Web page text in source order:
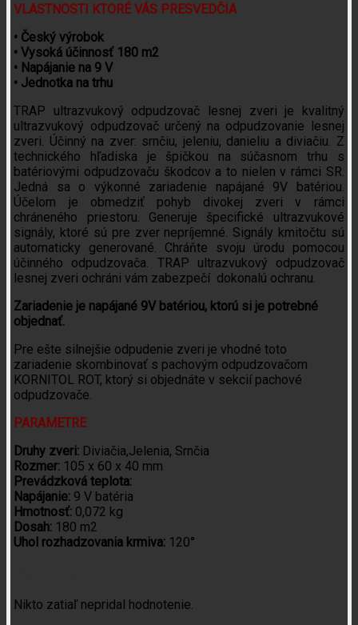
VLASTNOSTI KTORÉ VÁS PRESVEDČIA
• Český výrobok
• Vysoká účinnosť 180 m2
• Napájanie na 9 V
• Jednotka na trhu
TRAP ultrazvukový odpudzovač lesnej zveri je kvalitný
ultrazvukový odpudzovač určený na odpudzovanie lesnej
zveri. Účinný na zver: srnčiu, jeleniu, danieliu a diviačiu. Z
technického hľadiska je špičkou na súčasnom trhu s
batériovými odpudzovaču škodcov a to nielen v rámci SR.
Jedná sa o výkonné zariadenie napájané 9V batériou.
Účelom je obmedziť pohyb divokej zveri v rámci
chráneného priestoru. Generuje špecifické ultrazvukové
signály, ktoré sú pre zver nepríjemné. Signály kmitočtu sú
automaticky generované. Chráňte svoju úrodu pomocou
účinného odpudzovača. TRAP ultrazvukový odpudzovač
lesnej zveri ochráni vám zabezpečí dokonalú ochranu.
Zariadenie je napájané 9V batériou, ktorú si je potrebné
objednať.
Pre ešte silnejšie odpudenie zveri je vhodné toto
zariadenie skombinovať s pachovým odpudzovačom
KORNITOL ROT, ktorý si objednáte v sekcií pachové
odpudzovače.
PARAMETRE
Druhy zveri: Diviačia,Jelenia, Srnčia
Rozmer: 105 x 60 x 40 mm
Prevádzková teplota:
Napájanie: 9 V batéria
Hmotnosť: 0,072 kg
Dosah: 180 m2
Uhol rozhadzovania krmiva: 120°
Nikto zatiaľ nepridal hodnotenie.